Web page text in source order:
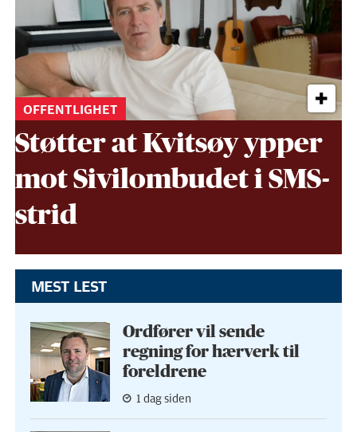
OFFENTLIGHET
Støtter at Kvitsøy ypper
mot Sivil­ombudet i SMS-
strid
MEST LEST
Ordfører vil sende
regning for hærverk til
foreldrene
1 dag siden